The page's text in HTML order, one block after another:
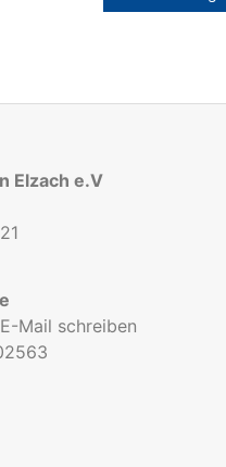
Elzach e.V
E-Mail schreiben